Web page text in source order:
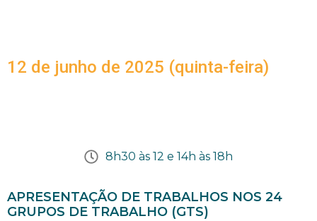
12 de junho de 2025 (quinta-feira)
8h30 às 12 e 14h às 18h
APRESENTAÇÃO DE TRABALHOS NOS 24
GRUPOS DE TRABALHO (GTS)